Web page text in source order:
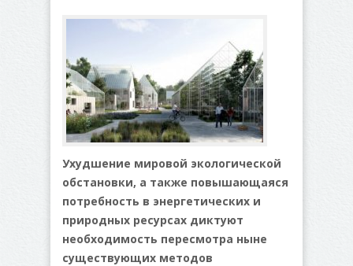
Ухудшение мировой экологической
обстановки, а также повышающаяся
потребность в энергетических и
природных ресурсах диктуют
необходимость пересмотра ныне
существующих методов